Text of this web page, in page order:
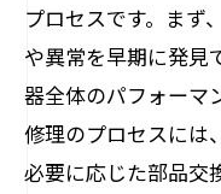
プロセスです。まず
や異常を早期に発見
器全体のパフォーマ
修理のプロセスには
必要に応じた部品交